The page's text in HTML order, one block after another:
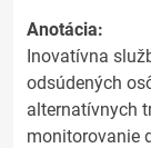
Anotácia:
Inovatívna
odsúdených
alternatívnych
monitorovanie